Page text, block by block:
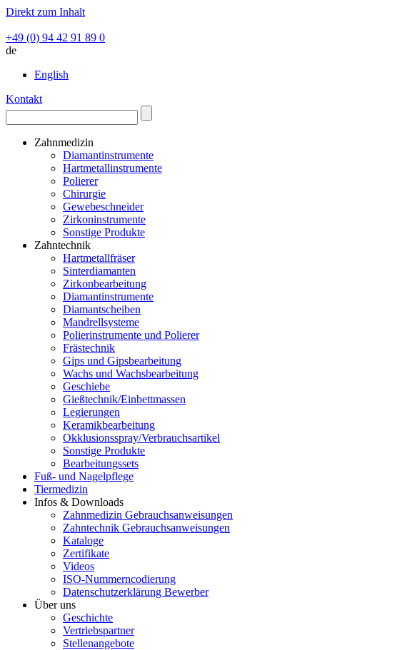
Direkt zum Inhalt
+49 (0) 94 42 91 89 0
de
English
Kontakt
Zahnmedizin
Diamantinstrumente
Hartmetallinstrumente
Polierer
Chirurgie
Gewebeschneider
Zirkoninstrumente
Sonstige Produkte
Zahntechnik
Hartmetallfräser
Sinterdiamanten
Zirkonbearbeitung
Diamantinstrumente
Diamantscheiben
Mandrellsysteme
Polierinstrumente und Polierer
Frästechnik
Gips und Gipsbearbeitung
Wachs und Wachsbearbeitung
Geschiebe
Gießtechnik/Einbettmassen
Legierungen
Keramikbearbeitung
Okklusionsspray/Verbrauchsartikel
Sonstige Produkte
Bearbeitungssets
Fuß- und Nagelpflege
Tiermedizin
Infos & Downloads
Zahnmedizin Gebrauchsanweisungen
Zahntechnik Gebrauchsanweisungen
Kataloge
Zertifikate
Videos
ISO-Nummerncodierung
Datenschutzerklärung Bewerber
Über uns
Geschichte
Vertriebspartner
Stellenangebote